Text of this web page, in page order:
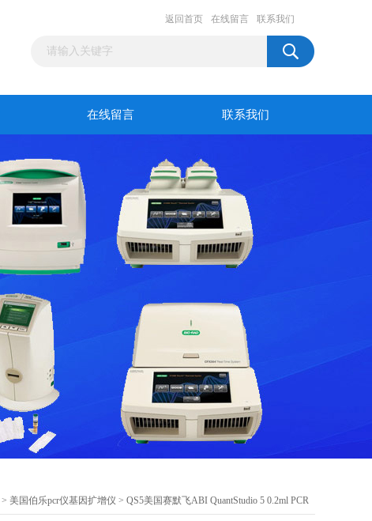
返回首页 在线留言 联系我们
在线留言 联系我们
> 美国伯乐pcr仪基因扩增仪 > QS5美国赛默飞ABI QuantStudio 5 0.2ml PCR